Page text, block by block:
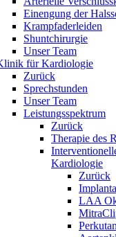
Einengung der
Krampfaderleiden
Shuntchirurgie
Unser Team
für Kardiologie
Zurück
Sprechstunden
Unser Team
Leistungsspektrum
Zurück
Therapie des
Kardiologie
Zurück
LAA